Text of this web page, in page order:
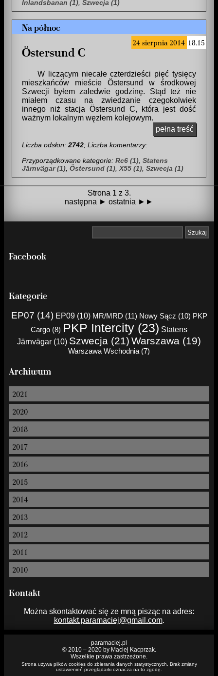
Inlandsbanan (1) Szwecja (1)
Na północ
24 sierpnia 2014 18.15
Östersund C
W liczącym niecałe czterdzieści pięć tysięcy
mieszkańców mieście Östersund w środkowej
Szwecji byłem zaledwie godzinę. Stąd też nie
miałem czasu na zwiedzanie czegokolwiek
innego niż stacja Östersund C, która jest dość
ważnym lokalnym węzłem kolejowym.
pełna treść
Liczba odsłon: 2742; Liczba komentarzy:
Przyporządkowane kategorie: Rc6 (1) Statens
Järnvägar (1) Östersund (1) X55 (1) Szwecja (1)
Strona 1 z 3.
następna ► ostatnia ►►
Facebook
Kategorie
EP07 (14) EP09 (10) MR/MRD (11) Nowy Sącz (10) PKP
Cargo (8) PKP Intercity (23) Statens
Järnvägar (10) Szwecja (21) Warszawa (19)
Warszawa Wschodnia (7)
Archiwum
2021
2020
2018
2017
2016
2015
2014
2013
2012
2011
2010
Kontakt
Można skontaktować się ze mną pisząc na adres:
kontakt.paramaciej@gmail.com.
paramaciej.pl
© 2010 – 2020 by Maciej Kacprzak.
Wszelkie prawa zastrzeżone.
Strona używa plików cookies do zbierania danych statystycznych. Brak zmiany
ustawienień przeglądarki oznacza na to zgodę.